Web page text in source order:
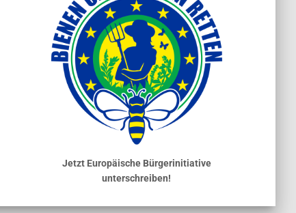
Jetzt Europäische Bürgerinitiative
unterschreiben!